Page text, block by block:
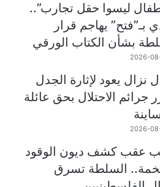
ليسوا حقل تجارب”..
بـ”فتح” يهاجم قرار
بشأن الكتاب الورقي
2026-
نزال يعود لإثارة الجدل
جرائم الاحتلال بحق عائلة
2026-
عقب كشف ديون الوقود
السلطة تسرق